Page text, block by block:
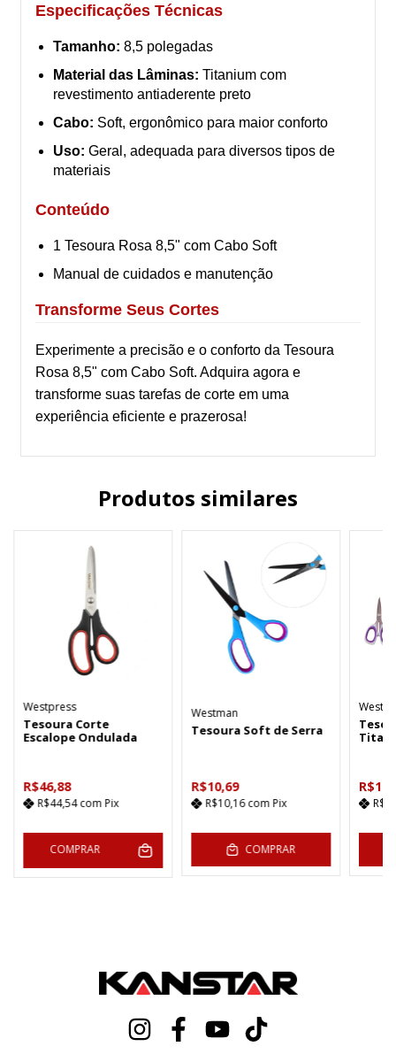
Especificações Técnicas
Tamanho: 8,5 polegadas
Material das Lâminas: Titanium com
revestimento antiaderente preto
Cabo: Soft, ergonômico para maior conforto
Uso: Geral, adequada para diversos tipos de
materiais
Conteúdo
1 Tesoura Rosa 8,5" com Cabo Soft
Manual de cuidados e manutenção
Transforme Seus Cortes
Experimente a precisão e o conforto da Tesoura
Rosa 8,5" com Cabo Soft. Adquira agora e
transforme suas tarefas de corte em uma
experiência eficiente e prazerosa!
Produtos similares
Westpress
Tesoura Corte
Escalope Ondulada
R$46,88
R$44,54com Pix
COMPRAR
Westman
Tesoura Soft de Serra
R$10,69
R$10,16com Pix
COMPRAR